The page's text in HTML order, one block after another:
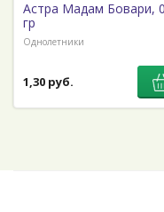
Астра Мадам Бовари,
гр
Однолетники
1,30 руб.